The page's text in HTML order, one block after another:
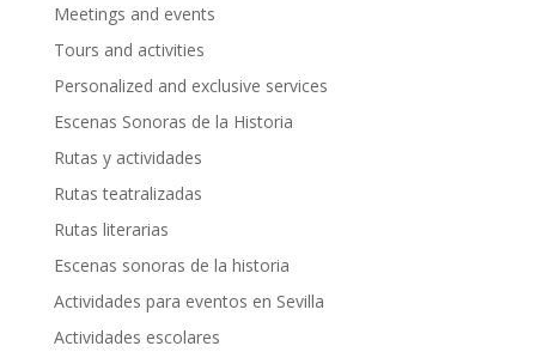
Meetings and events
Tours and activities
Personalized and exclusive services
Escenas Sonoras de la Historia
Rutas y actividades
Rutas teatralizadas
Rutas literarias
Escenas sonoras de la historia
Actividades para eventos en Sevilla
Actividades escolares